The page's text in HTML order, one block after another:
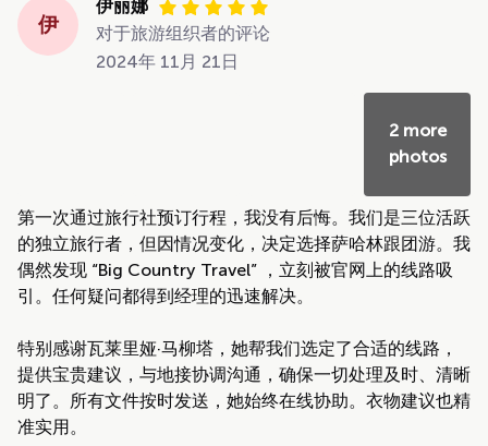
伊
伊丽娜
对于旅游组织者的评论
2024年 11月 21日
2 more
photos
第一次通过旅行社预订行程，我没有后悔。我们是三位活跃
的独立旅行者，但因情况变化，决定选择萨哈林跟团游。我
偶然发现 “Big Country Travel” ，立刻被官网上的线路吸
引。任何疑问都得到经理的迅速解决。
特别感谢瓦莱里娅·马柳塔，她帮我们选定了合适的线路，
提供宝贵建议，与地接协调沟通，确保一切处理及时、清晰
明了。所有文件按时发送，她始终在线协助。衣物建议也精
准实用。